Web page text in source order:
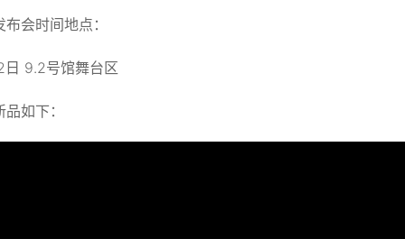
会时间地点：
日 9.2号馆舞台区
如下：